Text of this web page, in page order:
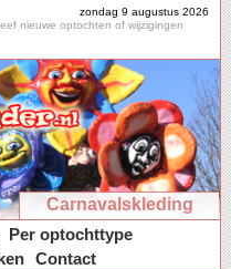
zondag 9 augustus 2026
nieuwe optochten of wijzigingen
Carnavalskleding
Per optochttype
Contact